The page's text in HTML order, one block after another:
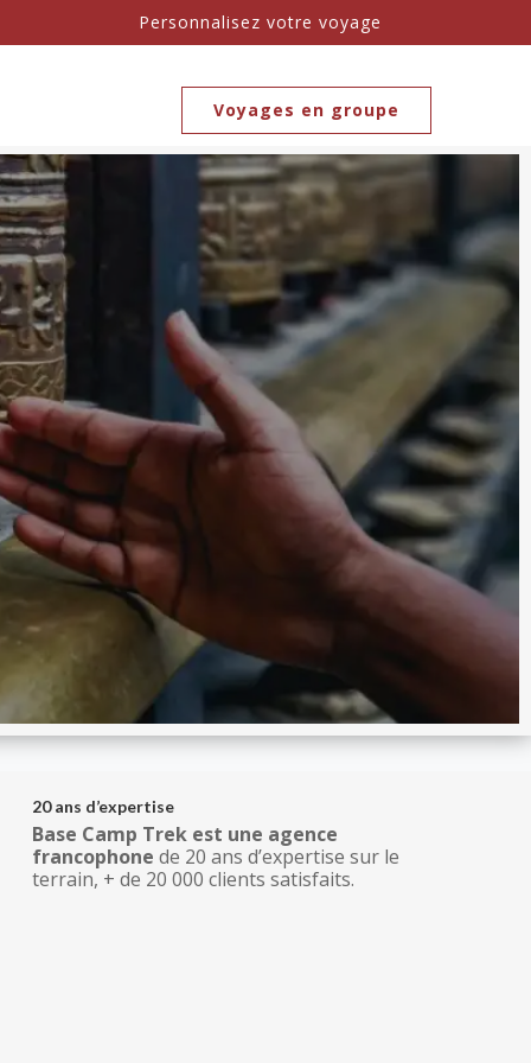
Personnalisez votre voyage
Voyages en groupe
20 ans d’expertise
Base Camp Trek est une agence
francophone de 20 ans d’expertise sur le
terrain, + de 20 000 clients satisfaits.